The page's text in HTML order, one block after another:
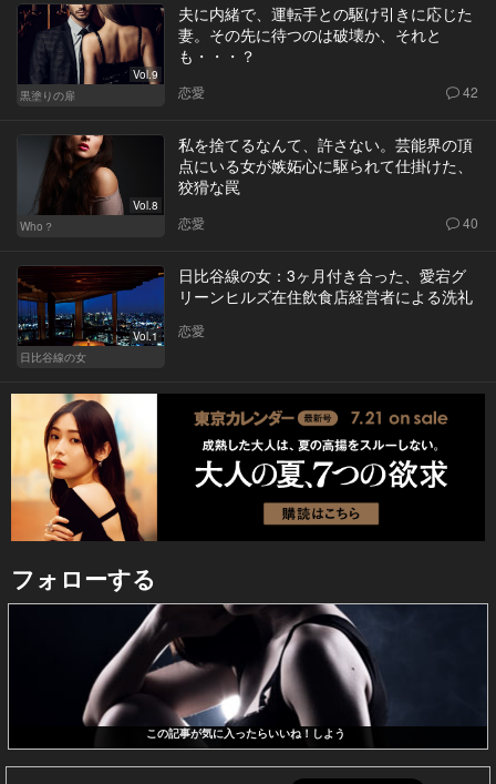
Vol.9
黒塗りの扉
夫に内緒で、運転手との駆け引きに応じた
妻。その先に待つのは破壊か、それと
も・・・？
恋愛 42
Vol.8
Who？
私を捨てるなんて、許さない。芸能界の頂
点にいる女が嫉妬心に駆られて仕掛けた、
狡猾な罠
恋愛 40
Vol.1
日比谷線の女
日比谷線の女：3ヶ月付き合った、愛宕グ
リーンヒルズ在住飲食店経営者による洗礼
恋愛
フォローする
この記事が気に入ったらいいね！しよう